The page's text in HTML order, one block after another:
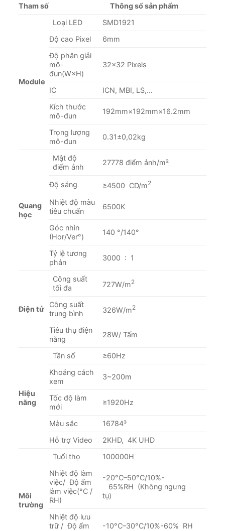
Tham số Thông số sản phẩm
Module
Loại LED
SMD1921
Độ cao Pixel
6mm
Độ phân giải
mô-
đun(W×H)
32×32 Pixels
IC
ICN, MBI, LS,…
Kích thước
mô-đun
192mm×192mm×16.2mm
Trọng lượng
mô-đun
0.31±0,02kg
Quang
học
Mật độ
điểm ảnh
27778 điểm ảnh/m²
Độ sáng ≥4500 CD/m2
Nhiệt độ màu
tiêu chuẩn
6500K
Góc nhìn
(Hor/Ver°)
140 °/140°
Tỷ lệ tương
phản
3000 : 1
Điện tử
Công suất
tối đa
727W/m2
Công suất
trung bình
326W/m2
Tiêu thụ điện
năng
28W/ Tấm
Hiệu
năng
Tần số
≥60Hz
Khoảng cách
xem
3~200m
Tốc độ làm
mới
≥1920Hz
Màu sắc
16784³
Hỗ trợ Video
2KHD, 4K UHD
Môi
trường
Tuổi thọ
100000H
Nhiệt độ làm
việc/ Độ ẩm
làm việc(°C /
RH)
-20°C–50°C/10%-
65%RH (Không ngưng
tụ)
Nhiệt độ lưu
trữ / Độ ẩm
-10°C–30°C/10%-60% RH